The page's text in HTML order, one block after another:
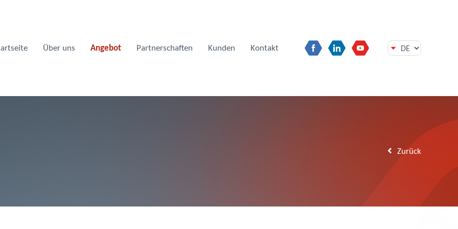
Über uns Angebot Partnerschaften Kunden Kontakt
Zurück